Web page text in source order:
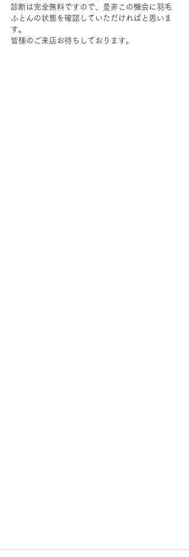
診断は完全無料ですので、是非この機会に羽毛
ふとんの状態を確認していただければと思いま
す。
皆様のご来店お待ちしております。